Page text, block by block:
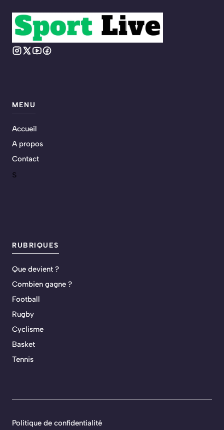
MENU
Accueil
A propos
Contact
s
RUBRIQUES
Que devient ?
Combien gagne ?
Football
Rugby
Cyclisme
Basket
Tennis
Politique de confidentialité